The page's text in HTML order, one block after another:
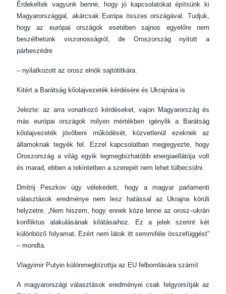
Érdekeltek vagyunk benne, hogy jó kapcsolatokat építsünk ki
Magyarországgal, akárcsak Európa összes országával. Tudjuk,
hogy az európai országok esetében sajnos egyelőre nem
beszélhetünk viszonosságról, de Oroszország nyitott a
párbeszédre
– nyilatkozott az orosz elnök sajtótitkára.
Kitért a Barátság kőolajvezeték kérdésére és Ukrajnára is
Jelezte: az arra vonatkozó kérdéseket, vajon Magyarország és
más európai országok milyen mértékben igénylik a Barátság
kőolajvezeték jövőbeni működését, közvetlenül ezeknek az
államoknak tegyék fel. Ezzel kapcsolatban megjegyezte, hogy
Oroszország a világ egyik legmegbízhatóbb energiaellátója volt
és marad, ebben a tekintetben a szerepét nem lehet túlbecsülni.
Dmitrij Peszkov úgy vélekedett, hogy a magyar parlamenti
választások eredménye nem lesz hatással az Ukrajna körüli
helyzetre. „Nem hiszem, hogy ennek köze lenne az orosz–ukrán
konfliktus alakulásának kilátásaihoz. Ez a jelek szerint két
különböző folyamat. Ezért nem látok itt semmiféle összefüggést”
– mondta.
Vlagyimir Putyin különmegbízottja az EU felbomlására számít
A magyarországi választások eredményei csak felgyorsítják az